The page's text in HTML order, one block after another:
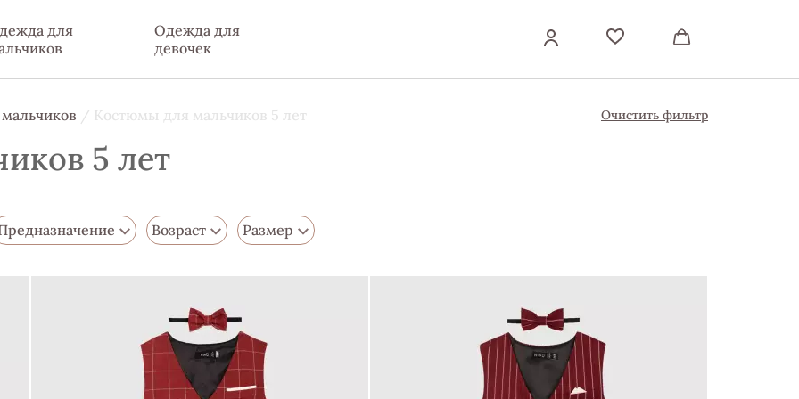
для
Одежда для
девочек
/ Костюмы для мальчиков 5 лет Очистить фильтр
5 лет
Возраст Размер